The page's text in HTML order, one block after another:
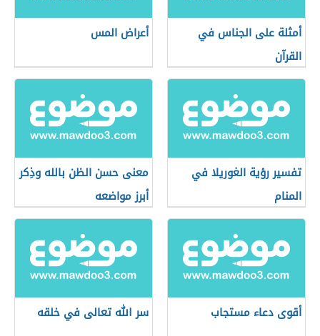
أمثلة على الجناس في
القرآن
أعراض المس
تفسير رؤية الغوريلا في
المنام
معنى حسن الظن بالله وذِكر
أبرز مواضعه
أقوى دعاء مستجاب سر الله تعالى في خلقه